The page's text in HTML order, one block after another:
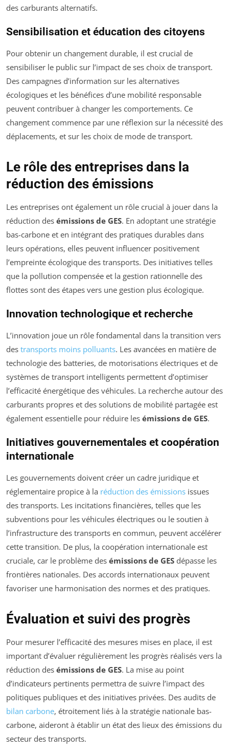
des carburants alternatifs.
Sensibilisation et éducation des citoyens
Pour obtenir un changement durable, il est crucial de
sensibiliser le public sur l’impact de ses choix de transport.
Des campagnes d’information sur les alternatives
écologiques et les bénéfices d’une mobilité responsable
peuvent contribuer à changer les comportements. Ce
changement commence par une réflexion sur la nécessité des
déplacements, et sur les choix de mode de transport.
Le rôle des entreprises dans la
réduction des émissions
Les entreprises ont également un rôle crucial à jouer dans la
réduction des émissions de GES. En adoptant une stratégie
bas-carbone et en intégrant des pratiques durables dans
leurs opérations, elles peuvent influencer positivement
l’empreinte écologique des transports. Des initiatives telles
que la pollution compensée et la gestion rationnelle des
flottes sont des étapes vers une gestion plus écologique.
Innovation technologique et recherche
L’innovation joue un rôle fondamental dans la transition vers
des transports moins polluants. Les avancées en matière de
technologie des batteries, de motorisations électriques et de
systèmes de transport intelligents permettent d’optimiser
l’efficacité énergétique des véhicules. La recherche autour des
carburants propres et des solutions de mobilité partagée est
également essentielle pour réduire les émissions de GES.
Initiatives gouvernementales et coopération
internationale
Les gouvernements doivent créer un cadre juridique et
réglementaire propice à la réduction des émissions issues
des transports. Les incitations financières, telles que les
subventions pour les véhicules électriques ou le soutien à
l’infrastructure des transports en commun, peuvent accélérer
cette transition. De plus, la coopération internationale est
cruciale, car le problème des émissions de GES dépasse les
frontières nationales. Des accords internationaux peuvent
favoriser une harmonisation des normes et des pratiques.
Évaluation et suivi des progrès
Pour mesurer l’efficacité des mesures mises en place, il est
important d’évaluer régulièrement les progrès réalisés vers la
réduction des émissions de GES. La mise au point
d’indicateurs pertinents permettra de suivre l’impact des
politiques publiques et des initiatives privées. Des audits de
bilan carbone, étroitement liés à la stratégie nationale bas-
carbone, aideront à établir un état des lieux des émissions du
secteur des transports.